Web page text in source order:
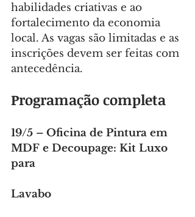
habilidades criativas e ao
fortalecimento da economia
local. As vagas são limitadas e as
inscrições devem ser feitas com
antecedência.
Programação completa
19/5 – Oficina de Pintura em
MDF e Decoupage: Kit Luxo
para
Lavabo